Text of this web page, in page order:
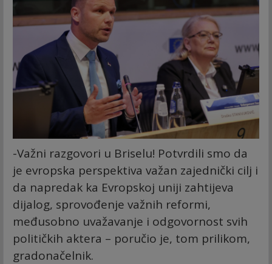
-Važni razgovori u Briselu! Potvrdili smo da
je evropska perspektiva važan zajednički cilj i
da napredak ka Evropskoj uniji zahtijeva
dijalog, sprovođenje važnih reformi,
međusobno uvažavanje i odgovornost svih
političkih aktera – poručio je, tom prilikom,
gradonačelnik.